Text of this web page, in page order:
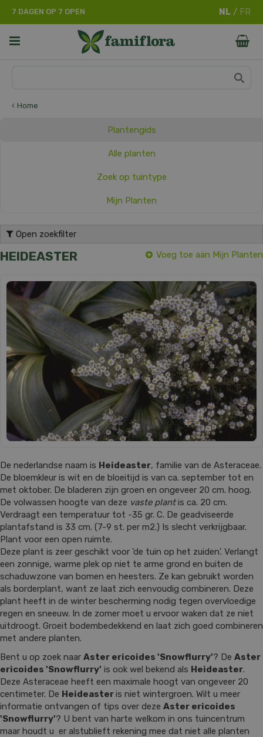
Home
7 DAGEN OP 7 OPEN
Plantengids
Alle planten
Zoek op tuintype
Mijn Planten
Open zoekfilter
HEIDEASTER Voeg toe aan Mijn Planten
De nederlandse naam is Heideaster, familie van de Asteraceae.
De bloemkleur is wit en de bloeitijd is van ca. september tot en
met oktober. De bladeren zijn groen en ongeveer 20 cm. hoog.
De volwassen hoogte van deze vaste plantis ca. 20 cm.
Verdraagt een temperatuur tot -35 gr. C. De geadviseerde
plantafstand is 33 cm. (7-9 st. per m2.) Is slecht verkrijgbaar.
Plant voor een open ruimte.
Deze plant is zeer geschikt voor 'de tuin op het zuiden'. Verlangt
een zonnige, warme plek op niet te arme grond en buiten de
schaduwzone van bomen en heesters. Ze kan gebruikt worden
als borderplant, want ze laat zich eenvoudig combineren. Deze
plant heeft in de winter bescherming nodig tegen overvloedige
regen en sneeuw. In de zomer moet u ervoor waken dat ze niet
uitdroogt. Groeit bodembedekkend en laat zich goed combineren
met andere planten.
Bent u op zoek naar Aster ericoides 'Snowflurry'? De Aster
ericoides 'Snowflurry' is ook wel bekend als Heideaster.
Deze Asteraceae heeft een maximale hoogt van ongeveer 20
centimeter. De Heideasteris niet wintergroen. Wilt u meer
informatie ontvangen of tips over deze Aster ericoides
'Snowflurry'? U bent van harte welkom in ons tuincentrum
maar houdt u er alstublieft rekening mee dat niet alle planten